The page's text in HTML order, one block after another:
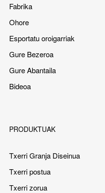
Fabrika
Ohore
Esportatu oroigarriak
Gure Bezeroa
Gure Abantaila
Bideoa
PRODUKTUAK
Txerri Granja Diseinua
Txerri postua
Txerri zorua